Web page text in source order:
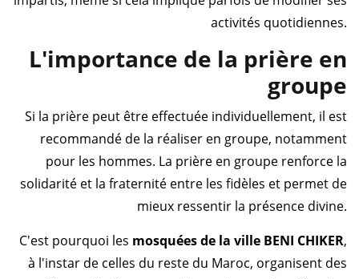
activités quotidiennes.
L'importance de la prière en
groupe
Si la prière peut être effectuée individuellement, il est
recommandé de la réaliser en groupe, notamment
pour les hommes. La prière en groupe renforce la
solidarité et la fraternité entre les fidèles et permet de
mieux ressentir la présence divine.
C'est pourquoi les mosquées de la ville BENI CHIKER,
à l'instar de celles du reste du Maroc, organisent des